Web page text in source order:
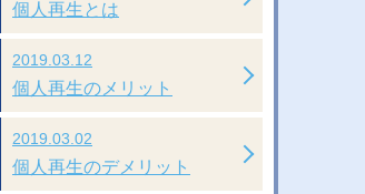
個人再生とは
2019.03.12
個人再生のメリット
2019.03.02
個人再生のデメリット